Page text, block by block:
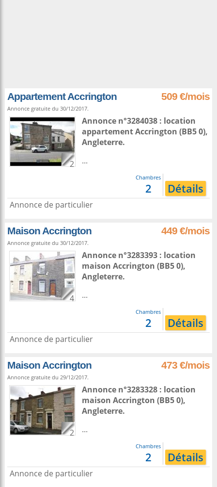
Appartement Accrington 509 €/mois
Annonce gratuite du 30/12/2017.
2
Annonce n°3284038 : location
appartementAccrington (BB5 0),
Angleterre.
...
Chambres
2 Détails
Annonce de particulier
Maison Accrington 449 €/mois
Annonce gratuite du 30/12/2017.
4
Annonce n°3283393 : location
maison Accrington (BB5 0),
Angleterre.
...
Chambres
2 Détails
Annonce de particulier
Maison Accrington 473 €/mois
Annonce gratuite du 29/12/2017.
2
Annonce n°3283328 : location
maison Accrington (BB5 0),
Angleterre.
...
Chambres
2 Détails
Annonce de particulier